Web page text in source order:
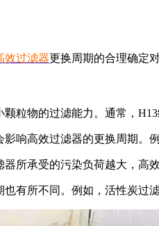
效过滤器更换周期的合理确定
粒物的过滤能力。通常，
响高效过滤器的更换周期。
所承受的污染负荷越大，高
有所不同。例如，活性炭过